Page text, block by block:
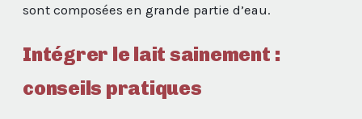
sont composées en grande partie d’eau.
Intégrer le lait sainement :
conseils pratiques